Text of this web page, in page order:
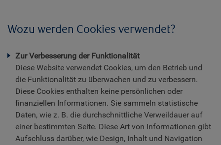
Wozu werden Cookies verwendet?
Zur Verbesserung der Funktionalität
Diese Website verwendet Cookies, um den Betrieb und
die Funktionalität zu überwachen und zu verbessern.
Diese Cookies enthalten keine persönlichen oder
finanziellen Informationen. Sie sammeln statistische
Daten, wie z. B. die durchschnittliche Verweildauer auf
einer bestimmten Seite. Diese Art von Informationen gibt
Aufschluss darüber, wie Design, Inhalt und Navigation